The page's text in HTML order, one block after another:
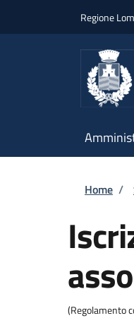
Regione
Home /
(Regolamento